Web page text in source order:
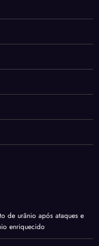
de urânio após ataques e
enriquecido